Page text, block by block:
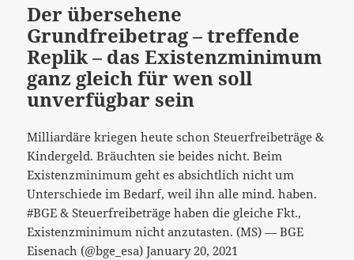
Einkommensteuer
–
ob
Leistung
braucht,
gilt
nur
für
die
Der übersehene
Grundfreibetrag – treffende
Replik – das Existenzminimum
ganz gleich für wen soll
unverfügbar sein
Milliardäre kriegen heute schon Steuerfreibeträge &
Kindergeld. Bräuchten sie beides nicht. Beim
Existenzminimum geht es absichtlich nicht um
Unterschiede im Bedarf, weil ihn alle mind. haben.
#BGE & Steuerfreibeträge haben die gleiche Fkt.,
Existenzminimum nicht anzutasten. (MS) — BGE
Eisenach (@bge_esa) January 20, 2021